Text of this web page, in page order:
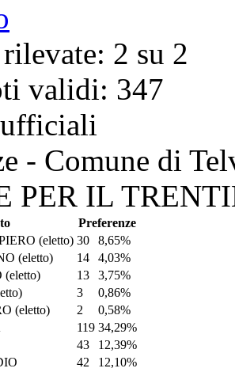
2 su 2
validi: 347
- Comune di
PER IL
Preferenze
(eletto) 30
8,65%
(eletto) 14
4,03%
(eletto) 13
3,75%
3
0,86%
(eletto) 2
0,58%
119 34,29%
43
12,39%
42
12,10%